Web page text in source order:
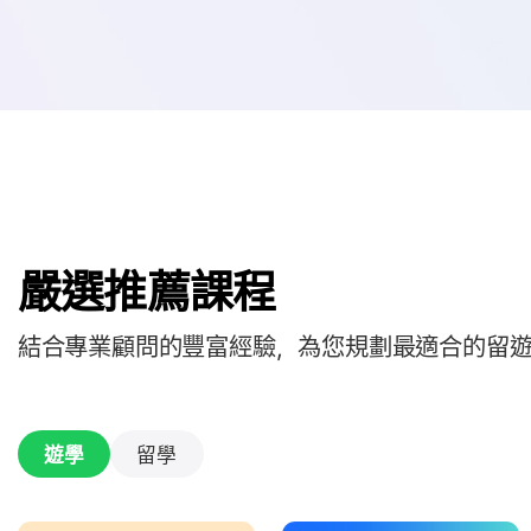
嚴選推薦課程
結合專業顧問的豐富經驗，為您規劃最適合的留
遊學 留學